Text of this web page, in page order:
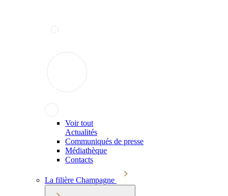
Voir tout
Actualités
Communiqués de presse
Médiathèque
Contacts
La filière Champagne